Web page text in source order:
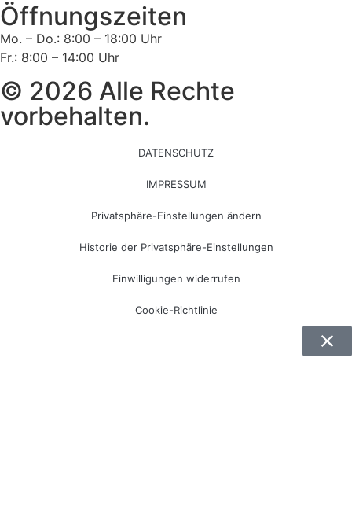
Öffnungszeiten
Mo. – Do.: 8:00 – 18:00 Uhr
Fr.: 8:00 – 14:00 Uhr
© 2026 Alle Rechte
vorbehalten.
DATENSCHUTZ
IMPRESSUM
Privatsphäre-Einstellungen ändern
Historie der Privatsphäre-Einstellungen
Einwilligungen widerrufen
Cookie-Richtlinie